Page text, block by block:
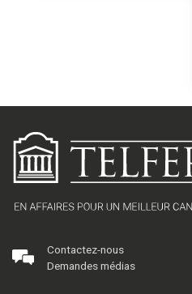
Contactez-nous
Demandes médias